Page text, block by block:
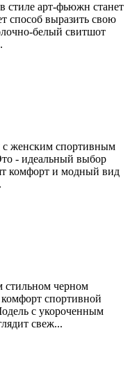
стиле арт-фьюжн станет
способ выразить свою
белый свитшот
с женским спортивным
- идеальный выбор
комфорт и модный вид
стильном черном
спортивной
с укороченным
свеж...